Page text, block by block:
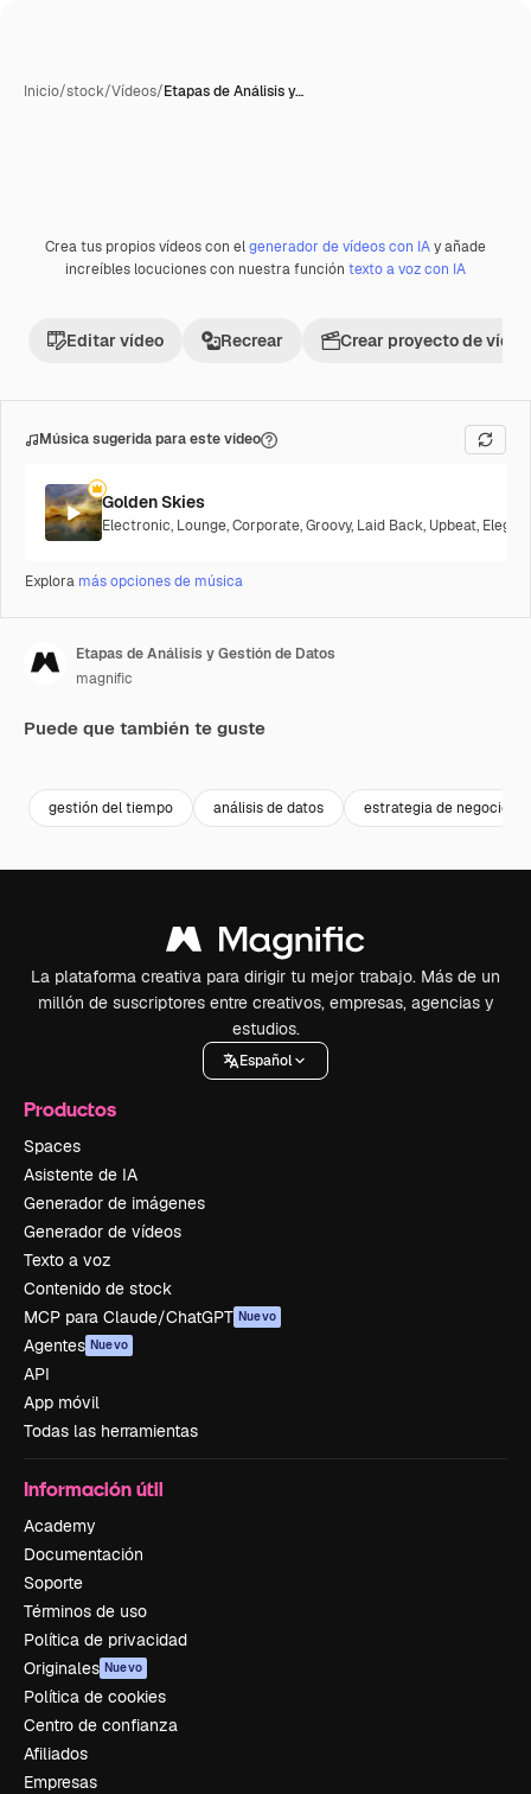
Inicio/stock/Vídeos/Etapas de Análisis y…
Crea tus propios vídeos con elgenerador de vídeos con IAy añade
increíbles locuciones con nuestra función texto a voz con IA
Editar vídeo Recrear Crear proyecto de vídeo
Música sugerida para este vídeo
Golden Skies
Electronic, Lounge,Corporate,Groovy, Laid Back, Upbeat,
Explora más opciones de música
Etapas de Análisis y Gestión de Datos
magnific
Puede que también te guste
gestión del tiempo análisis de datos estrategia de negocios
La plataforma creativa para dirigir tu mejor trabajo. Más de un
millón de suscriptores entre creativos, empresas, agencias y
estudios.
Español
Productos
Spaces
Asistente de IA
Generador de imágenes
Generador de vídeos
Texto a voz
Contenido de stock
MCP para Claude/ChatGPT Nuevo
Agentes Nuevo
API
App móvil
Todas las herramientas
Información útil
Academy
Documentación
Soporte
Términos de uso
Política de privacidad
Originales Nuevo
Política de cookies
Centro de confianza
Afiliados
Empresas